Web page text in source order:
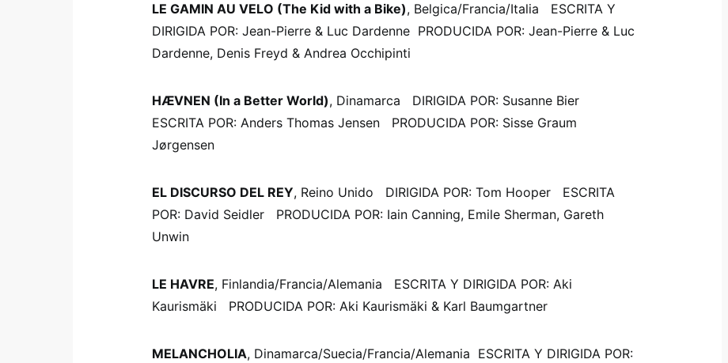
LE GAMIN AU VELO (The Kid with a Bike), Belgica/Francia/Italia ESCRITA Y
DIRIGIDA POR: Jean-Pierre & Luc Dardenne PRODUCIDA POR: Jean-Pierre & Luc
Dardenne, Denis Freyd & Andrea Occhipinti
HÆVNEN (In a Better World), Dinamarca DIRIGIDA POR: Susanne Bier
ESCRITA POR: Anders Thomas Jensen PRODUCIDA POR: Sisse Graum
Jørgensen
EL DISCURSO DEL REY, Reino Unido DIRIGIDA POR: Tom Hooper ESCRITA
POR: David Seidler PRODUCIDA POR: Iain Canning, Emile Sherman, Gareth
Unwin
LE HAVRE, Finlandia/Francia/Alemania ESCRITA Y DIRIGIDA POR: Aki
Kaurismäki PRODUCIDA POR: Aki Kaurismäki & Karl Baumgartner
MELANCHOLIA, Dinamarca/Suecia/Francia/Alemania ESCRITA Y DIRIGIDA POR: